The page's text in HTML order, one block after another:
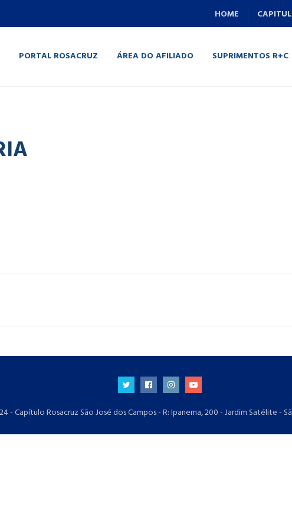
HOME
PORTAL ROSACRUZ ÁREA DO AFILIADO SUPRIMENTOS R+C
- Capítulo Rosacruz São José dos Campos - R: Ipanema, 200 - Jardim Satélite -